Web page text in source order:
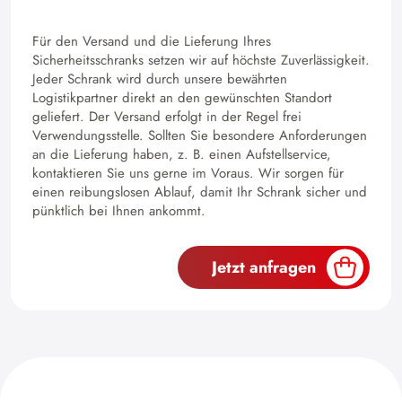
Für den Versand und die Lieferung Ihres
Sicherheitsschranks setzen wir auf höchste Zuverlässigkeit.
Jeder Schrank wird durch unsere bewährten
Logistikpartner direkt an den gewünschten Standort
geliefert. Der Versand erfolgt in der Regel frei
Verwendungsstelle. Sollten Sie besondere Anforderungen
an die Lieferung haben, z. B. einen Aufstellservice,
kontaktieren Sie uns gerne im Voraus. Wir sorgen für
einen reibungslosen Ablauf, damit Ihr Schrank sicher und
pünktlich bei Ihnen ankommt.
Jetzt anfragen